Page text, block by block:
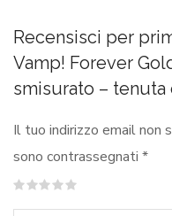
Recensisci per
Vamp! Forever
smisurato – tenuta
Il tuo indirizzo email non
sono contrassegnati *